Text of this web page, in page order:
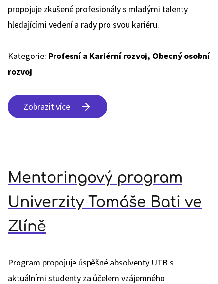
propojuje zkušené profesionály s mladými talenty
hledajícími vedení a rady pro svou kariéru.
Kategorie: Profesní a Kariérní rozvoj, Obecný osobní
rozvoj
Zobrazit více
Mentoringový program
Univerzity Tomáše Bati ve
Zlíně
Program propojuje úspěšné absolventy UTB s
aktuálními studenty za účelem vzájemného